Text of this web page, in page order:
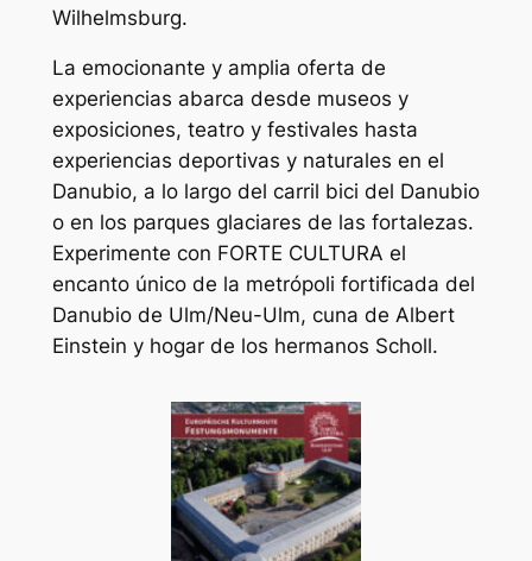
Wilhelmsburg.
La emocionante y amplia oferta de
experiencias abarca desde museos y
exposiciones, teatro y festivales hasta
experiencias deportivas y naturales en el
Danubio, a lo largo del carril bici del Danubio
o en los parques glaciares de las fortalezas.
Experimente con FORTE CULTURA el
encanto único de la metrópoli fortificada del
Danubio de Ulm/Neu-Ulm, cuna de Albert
Einstein y hogar de los hermanos Scholl.